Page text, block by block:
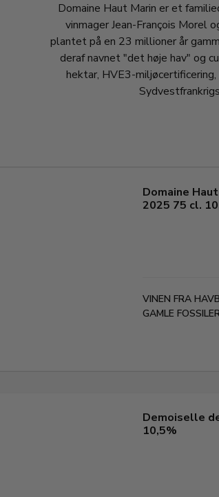
Domaine Haut Marin er et
vinmager Jean-François Morel
plantet på en 23 millioner år
deraf navnet "det høje hav" og
hektar, HVE3-
Domaine
2025 75 cl.
VINEN FRA
GAMLE
Demoiselle
10,5%